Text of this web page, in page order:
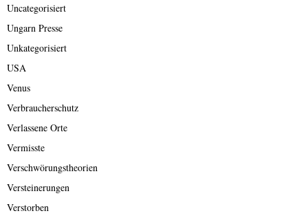
Uncategorisiert
Ungarn Presse
Unkategorisiert
USA
Venus
Verbraucherschutz
Verlassene Orte
Vermisste
Verschwörungstheorien
Versteinerungen
Verstorben